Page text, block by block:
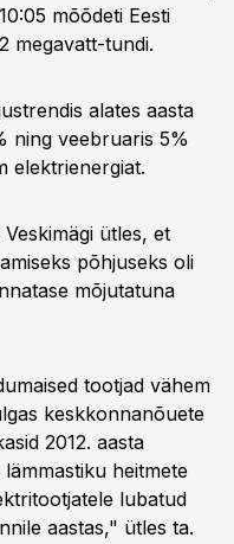
mõõdeti Eesti
megavatt-tundi.
alates aasta
ning veebruaris 5%
elektrienergiat.
ütles, et
põhjuseks oli
mõjutatuna
tootjad vähem
keskkonnanõuete
2012. aasta
heitmete
lubatud
aastas," ütles ta.